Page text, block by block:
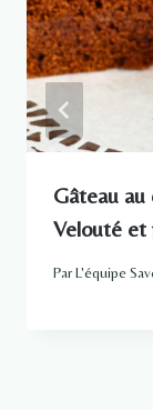
Gâteau
Velouté et
ParL'équipe